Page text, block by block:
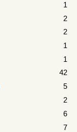
1
2
2
1
1
42
5
2
6
7